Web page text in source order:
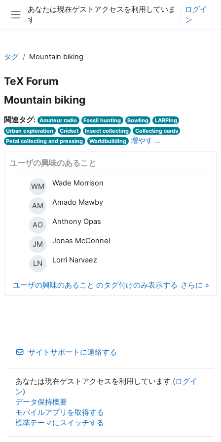
メインコンテンツへスキップする
サイドパネル
あなたは現在ゲストアクセスを利用していま
す
ログイ
ン
タグ Mountain biking
TeX Forum
Mountain biking
関連タグ: Amateur radio Fossil hunting Bowling
LARPing
Urban exploration
Cricket Insect collecting
Collecting cards
Petal collecting and pressing
Worldbuilding 増やす ...
ユーザの興味のあること
WM Wade Morrison
AM Amado Mawby
AO Anthony Opas
JM Jonas McConnel
LN Lorri Narvaez
さらに
ユーザの興味のあること のタグ付けのみ表示する
サイトサポートに連絡する
あなたは現在ゲストアクセスを利用しています (ログイ
ン)
データ保持概要
モバイルアプリを取得する
標準テーマにスイッチする